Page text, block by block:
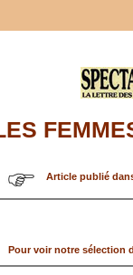
Article publié
Pour voir notre sélection